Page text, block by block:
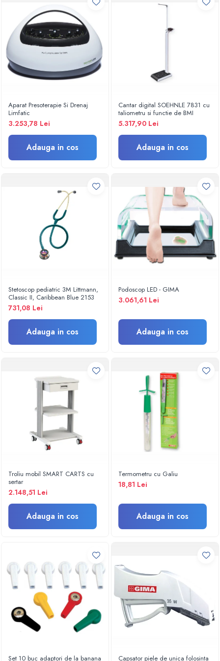
Criocautere
Consumabile medicale si Accesorii
cutii medicamente
Hartie
Accesorii pentru perfuzie
Filtre antibacteriene si antivirale
Garouri
Ochelari de protectie
Gel ECO
Cabluri EKG (10 fire)
Filtre antibacteriene
Alte dispozitive respiratorii
Clesti nazali
Investigare si diagnostic
Dermatoscoape
Audiometre
Diapazon
Set ORL/Oftalmo
Lampi examinare
Testare reflexe
Lampi cu infrarosu
Electroencefalografe
Stetoscoape
Tensiometre
Oftalmoscoape
Otoscoape
Ingrijirea sanatatii
Aparate masaj
Cantare
Glucometre
Ingrijire personala
Perne si paturi electrice
Aparat Presoterapie Si Drenaj
Limfatic
3.253,78 Lei
Adauga in cos
Cantar digital SOEHNLE 7831 cu
taliometru si functie de BMI
5.317,90 Lei
Adauga in cos
Stetoscop pediatric 3M Littmann,
Classic II, Caribbean Blue 2153
731,08 Lei
Adauga in cos
Podoscop LED - GIMA
3.061,61 Lei
Adauga in cos
Troliu mobil SMART CARTS cu
sertar
2.148,51 Lei
Adauga in cos
Termometru cu Galiu
18,81 Lei
Adauga in cos
Set 10 buc adaptori de la banana Capsator piele de unica folosinta